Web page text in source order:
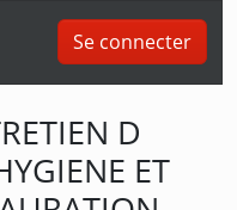
Se connecter
D
ET